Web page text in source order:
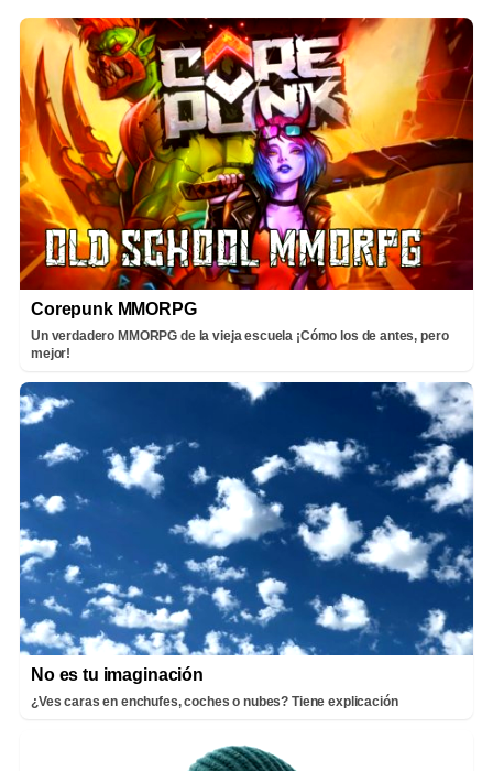
Corepunk MMORPG
Un verdadero MMORPG de la vieja escuela ¡Cómo los de antes, pero
mejor!
No es tu imaginación
¿Ves caras en enchufes, coches o nubes? Tiene explicación